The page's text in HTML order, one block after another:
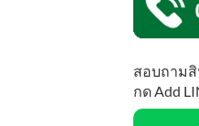
สอบถามสิ
กด Add